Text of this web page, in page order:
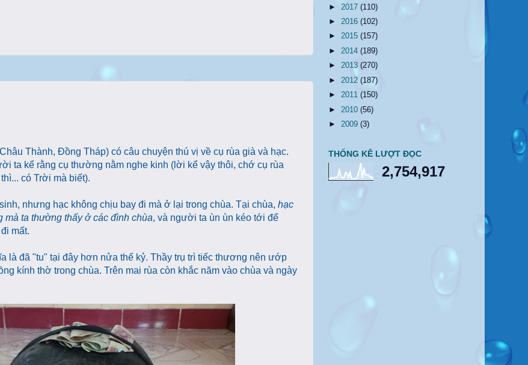
Thành, Đồng Tháp) có câu chuyện thú vị về cụ rùa già và hạc.
ta kể rằng cụ thường nằm nghe kinh (lời kể vậy thôi, chớ cụ rùa
có Trời mà biết).
nhưng hạc không chịu bay đi mà ở lại trong chùa. Tại chùa, hạc
ta thường thấy ở các đình chùa, và người ta ùn ùn kéo tới để
mất.
là đã "tu" tại đây hơn nửa thế kỷ. Thầy trụ trì tiếc thương nên ướp
kính thờ trong chùa. Trên mai rùa còn khắc năm vào chùa và ngày
► 2017 (110)
► 2016 (102)
► 2015 (157)
► 2014 (189)
► 2013 (270)
► 2012 (187)
► 2011 (150)
► 2010 (56)
► 2009 (3)
THỐNG KÊ LƯỢT ĐỌC
2,754,917